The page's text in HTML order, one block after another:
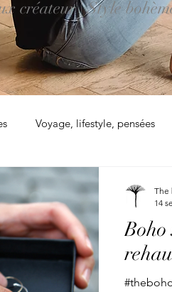
Voyage, lifestyle, pensées
Boho
The
14
créateur | Style